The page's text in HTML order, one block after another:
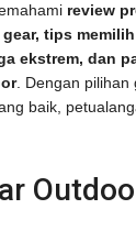
review
tips memilih
ekstrem, dan
. Dengan pilihan
baik,